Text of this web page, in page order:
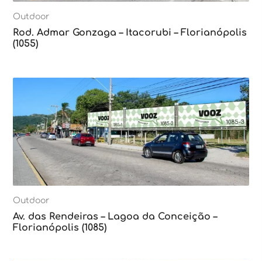
Outdoor
Rod. Admar Gonzaga – Itacorubi – Florianópolis
(1055)
Outdoor
Av. das Rendeiras – Lagoa da Conceição –
Florianópolis (1085)